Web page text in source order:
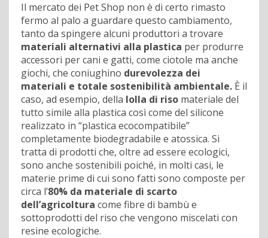
Il mercato dei Pet Shop non è di certo rimasto
fermo al palo a guardare questo cambiamento,
tanto da spingere alcuni produttori a trovare
materiali alternativi alla plastica per produrre
accessori per cani e gatti, come ciotole ma anche
giochi, che coniughino durevolezza dei
materiali e totale sostenibilità ambientale. È il
caso, ad esempio, della lolla di riso materiale del
tutto simile alla plastica così come del silicone
realizzato in “plastica ecocompatibile”
completamente biodegradabile e atossica. Si
tratta di prodotti che, oltre ad essere ecologici,
sono anche sostenibili poiché, in molti casi, le
materie prime di cui sono fatti sono composte per
circa l’80% da materiale di scarto
dell’agricoltura come fibre di bambù e
sottoprodotti del riso che vengono miscelati con
resine ecologiche.